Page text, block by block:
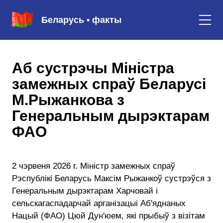
Беларусь • факты
Аб сустрэчы Міністра
замежных спраў Беларусі
М.Рыжанкова з
Генеральным дырэктарам
ФАО
2 чэрвеня 2026 г. Міністр замежных спраў
Рэспублікі Беларусь Максім Рыжанкоў сустрэўся з
Генеральным дырэктарам Харчовай і
сельскагаспадарчай арганізацыі Аб'яднаных
Нацый (ФАО) Цюй Дун'юем, які прыбыў з візітам